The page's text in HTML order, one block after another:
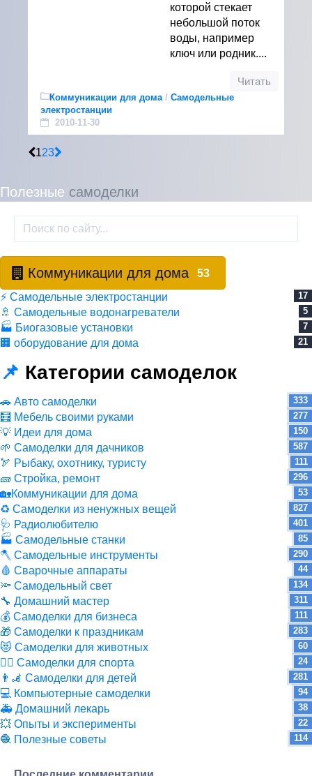
Полезные самоделки
Коммуникации для дома
53
⚡ Самодельные электростанции
17
🚿 Самодельные водонагреватели 5
🏭 Биогазовые установки 7
🏢 оборудование для дома 21
📌 Категории самоделок
🚗 Авто самоделки 333
🧮 Мебель своими руками 277
💡 Идеи для дома 150
🌱 Самоделки для дачников 587
🏹 Рыбаку, охотнику, туристу 111
🧱 Стройка, ремонт 296
🏡Коммуникации для дома 53
♻ Самоделки из ненужных вещей 827
🩺 Радиолюбителю 401
🏭 Самодельные станки 85
🪓 Самодельные инструменты 290
🩸 Сварочные аппараты 44
🔦 Самодельный свет 134
🔧 Домашний мастер 311
💰 Самоделки для бизнеса 111
🎁 Самоделки к праздникам 283
😻 Самоделки для животных 60
🏋️‍♀️ Самоделки для спорта 24
👨‍🦼 Самоделки для детей 281
💻 Компьютерные самоделки 94
🚑 Домашний лекарь 38
💥 Опыты и эксперименты 22
🧶 Полезные советы 114
которой стекает
небольшой поток
воды, например
ключ или родник....
Читать
Коммуникации для дома/ Самодельные
электростанции
2010-11-30
123